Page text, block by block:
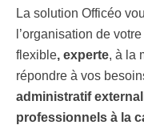
La solution Officéo
l’organisation de
flexible, experte, à la
répondre à vos
administratif
professionnels à la